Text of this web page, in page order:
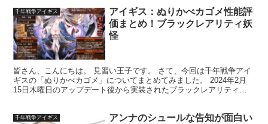
千年戦争アイギス
アイギス：ぬりかべカゴメ性能評
価まとめ！ブラックレアリティ妖
怪
皆さん、こんにちは。 見習い王子です。 さて、今回は千年戦争アイ
ギスの「ぬりかべカゴメ」についてまとめてみました。 2024年2月
15日木曜日のアップデート後から実装されたブラックレアリティの
千年戦争アイギス
アンナのシュールな告知が面白い